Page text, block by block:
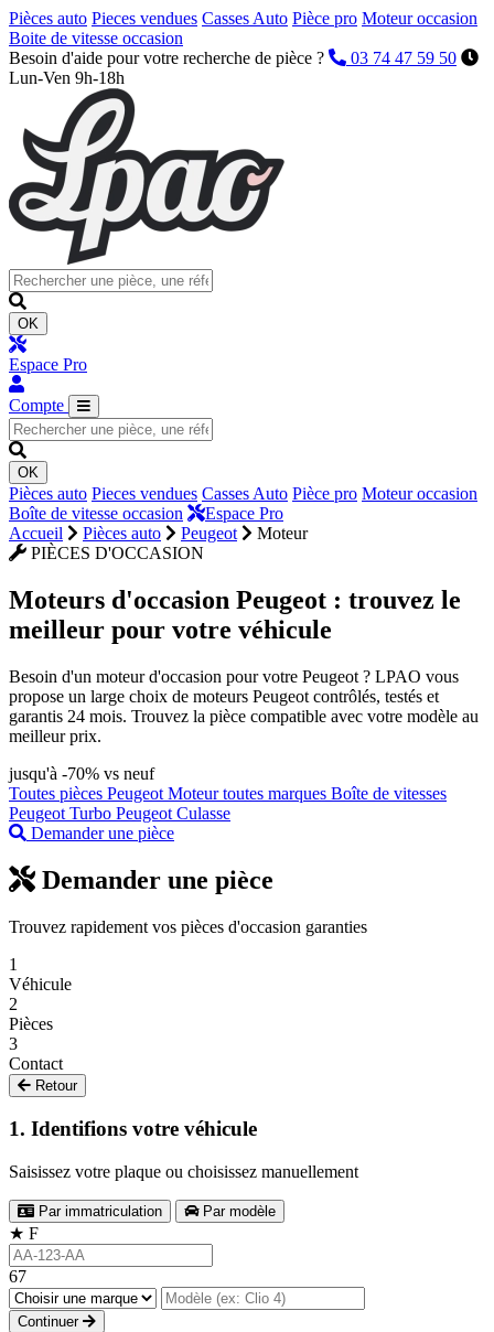
Pièces auto Pieces vendues Casses Auto Pièce pro Moteur occasion
Boite de vitesse occasion
Besoin d'aide pour votre recherche de pièce ?
03 74 47 59 50
Lun-Ven 9h-18h
OK
Espace Pro
Compte
OK
Pièces auto Pieces vendues Casses Auto Pièce pro Moteur occasion
Boîte de vitesse occasion
Espace Pro
Accueil
Pièces auto Peugeot
Moteur
PIÈCES D'OCCASION
Moteurs d'occasion Peugeot : trouvez le
meilleur pour votre véhicule
Besoin d'un moteur d'occasion pour votre Peugeot ? LPAO vous
propose un large choix de moteurs Peugeot contrôlés, testés et
garantis 24 mois. Trouvez la pièce compatible avec votre modèle au
meilleur prix.
jusqu'à -70% vs neuf
Toutes pièces Peugeot Moteur toutes marques Boîte de vitesses
Peugeot Turbo Peugeot Culasse
Demander une pièce
Demander une pièce
Trouvez rapidement vos pièces d'occasion garanties
1
Véhicule
2
Pièces
3
Contact
Retour
1. Identifions votre véhicule
Saisissez votre plaque ou choisissez manuellement
Par immatriculation Par modèle
★ F
67
Continuer